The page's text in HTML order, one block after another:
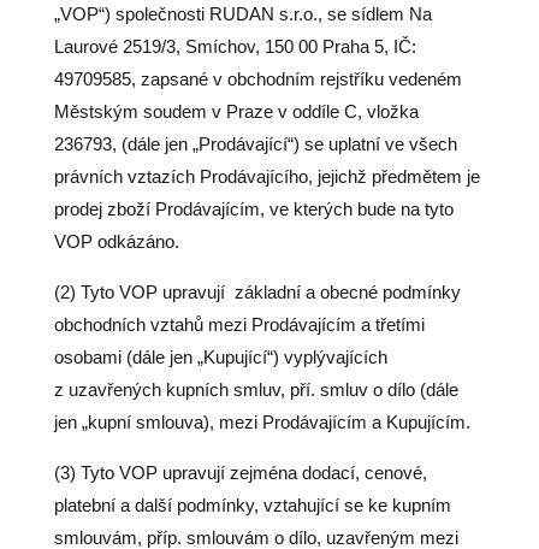
„VOP“) společnosti RUDAN s.r.o., se sídlem Na
Laurové 2519/3, Smíchov, 150 00 Praha 5, IČ:
49709585, zapsané v obchodním rejstříku vedeném
Městským soudem v Praze v oddíle C, vložka
236793, (dále jen „Prodávající“) se uplatní ve všech
právních vztazích Prodávajícího, jejichž předmětem je
prodej zboží Prodávajícím, ve kterých bude na tyto
VOP odkázáno.
(2) Tyto VOP upravují základní a obecné podmínky
obchodních vztahů mezi Prodávajícím a třetími
osobami (dále jen „Kupující“) vyplývajících
z uzavřených kupních smluv, pří. smluv o dílo (dále
jen „kupní smlouva), mezi Prodávajícím a Kupujícím.
(3) Tyto VOP upravují zejména dodací, cenové,
platební a další podmínky, vztahující se ke kupním
smlouvám, příp. smlouvám o dílo, uzavřeným mezi